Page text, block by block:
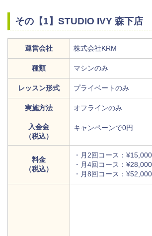
その【1】STUDIO IVY 森下店
運営会社 株式会社KRM
種類 マシンのみ
レッスン形式 プライベートのみ
実施方法 オフラインのみ
入会金
（税込）
キャンペーンで0円
料金
（税込）
・月2回コース：¥15,000
・月4回コース：¥28,000
・月8回コース：¥52,000